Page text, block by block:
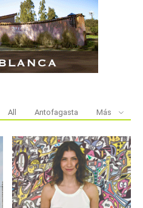
All Antofagasta Más